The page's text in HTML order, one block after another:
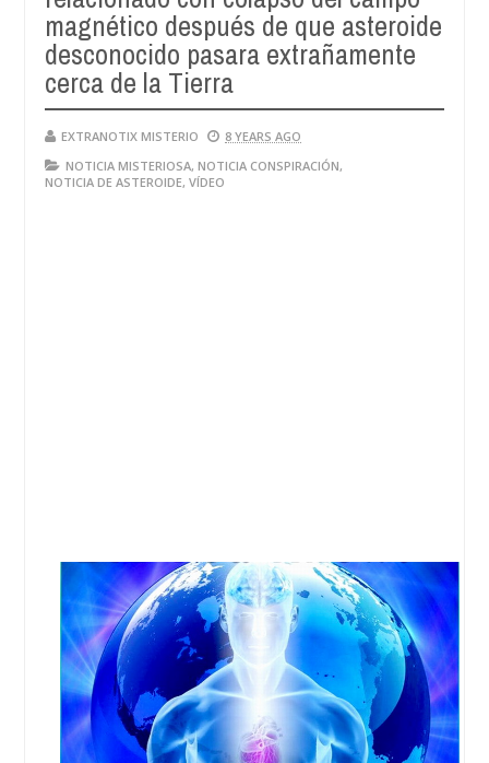
28,
20244
magnético después de que asteroide
desconocido pasara extrañamente
cerca de la Tierra
EXTRANOTIX MISTERIO
8 YEARS AGO
NOTICIA MISTERIOSA, NOTICIA CONSPIRACIÓN,
NOTICIA DE ASTEROIDE, VÍDEO